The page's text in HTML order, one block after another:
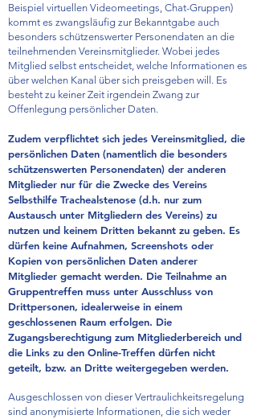
Beispiel virtuellen Videomeetings, Chat-Gruppen)
kommt es zwangsläufig zur Bekanntgabe auch
besonders schützenswerter Personendaten an die
teilnehmenden Vereinsmitglieder. Wobei jedes
Mitglied selbst entscheidet, welche Informationen es
über welchen Kanal über sich preisgeben will. Es
besteht zu keiner Zeit irgendein Zwang zur
Offenlegung persönlicher Daten.
Zudem verpflichtet sich jedes Vereinsmitglied, die
persönlichen Daten (namentlich die besonders
schützenswerten Personendaten) der anderen
Mitglieder nur für die Zwecke des Vereins
Selbsthilfe Trachealstenose (d.h. nur zum
Austausch unter Mitgliedern des Vereins) zu
nutzen und keinem Dritten bekannt zu geben. Es
dürfen keine Aufnahmen, Screenshots oder
Kopien von persönlichen Daten anderer
Mitglieder gemacht werden. Die Teilnahme an
Gruppentreffen muss unter Ausschluss von
Drittpersonen, idealerweise in einem
geschlossenen Raum erfolgen. Die
Zugangsberechtigung zum Mitgliederbereich und
die Links zu den Online-Treffen dürfen nicht
geteilt, bzw. an Dritte weitergegeben werden.
Ausgeschlossen von dieser Vertraulichkeitsregelung
sind anonymisierte Informationen, die sich weder